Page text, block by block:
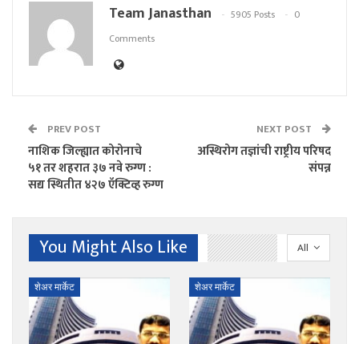
Team Janasthan 5905 Posts
0
Comments
PREV POST
नाशिक जिल्ह्यात कोरोनाचे
५१ तर शहरात ३७ नवे रुग्ण :
सद्य स्थितीत ४२७ ऍक्टिव्ह रुग्ण
NEXT POST
अस्थिरोग तज्ञांची राष्ट्रीय परिषद
संपन्न
All
You Might Also Like
शेअर मार्केट शेअर मार्केट